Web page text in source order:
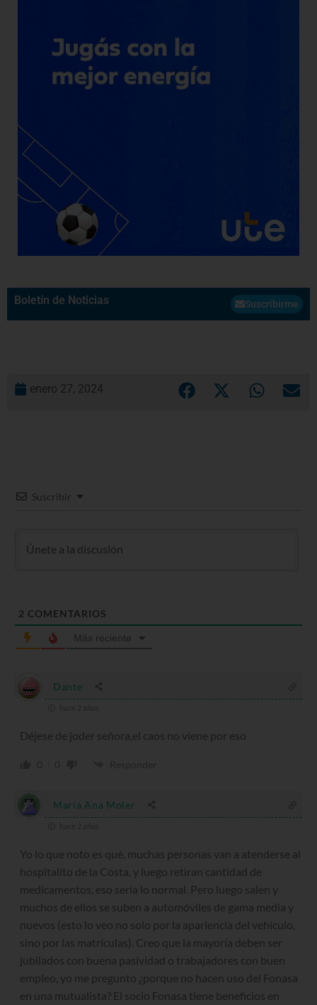
Boletín de Noticias Suscribirme
enero 27, 2024
Suscribir
2 COMENTARIOS
Más reciente
Dante
Déjese de joder señora,el caos no viene por eso
María Ana Moler
Yo lo que noto es qué, muchas personas van a atenderse al
hospitalito de la Costa, y luego retiran cantidad de
medicamentos, eso sería lo normal. Pero luego salen y
muchos de ellos se suben a automóviles de gama media y
nuevos (esto lo veo no solo por la apariencia del vehículo,
sino por las matrículas). Creo que la mayoría deben ser
jubilados con buena pasividad o trabajadores con buen
empleo, yo me pregunto ¿porque no hacen uso del Fonasa
en una mutualista? El socio Fonasa tiene beneficios en